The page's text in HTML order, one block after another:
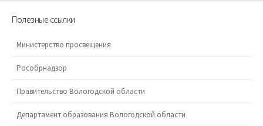
Полезные ссылки
Министерство просвещения
Рособрнадзор
Правительство Вологодской области
Департамент образования Вологодской области